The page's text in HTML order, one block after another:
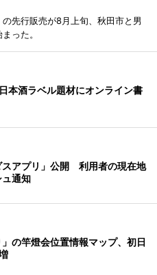
の先行販売が8月上旬、秋田市と男
った。
本酒ラベル題材にオンライン書
スアプリ」公開 利用者の現在地
通知
」の竿燈会位置情報マップ、初日